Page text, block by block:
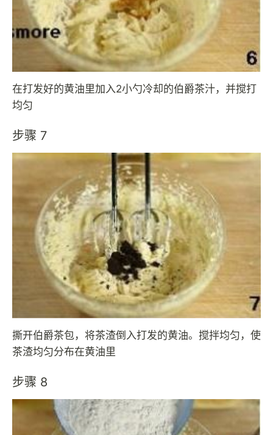
在打发好的黄油里加入2小勺冷却的伯爵茶汁，并搅打
均匀
步骤 7
撕开伯爵茶包，将茶渣倒入打发的黄油。搅拌均匀，使
茶渣均匀分布在黄油里
步骤 8